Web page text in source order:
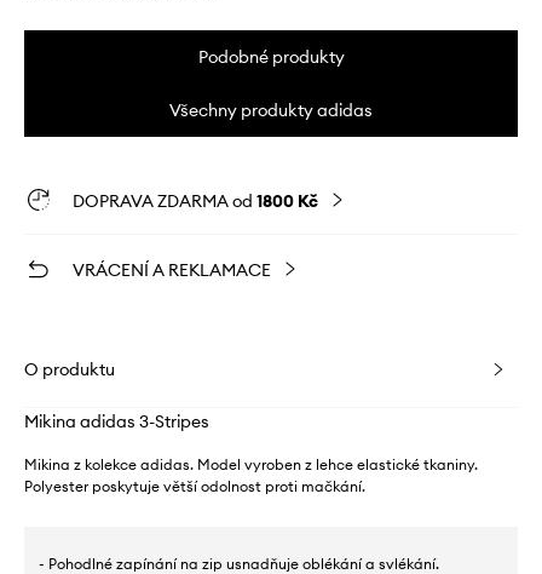
Podobné produkty
Všechny produkty adidas
DOPRAVA ZDARMA od 1800 Kč
VRÁCENÍ A REKLAMACE
O produktu
Mikina adidas 3-Stripes
Mikina z kolekce adidas. Model vyroben z lehce elastické tkaniny.
Polyester poskytuje větší odolnost proti mačkání.
- Pohodlné zapínání na zip usnadňuje oblékání a svlékání.